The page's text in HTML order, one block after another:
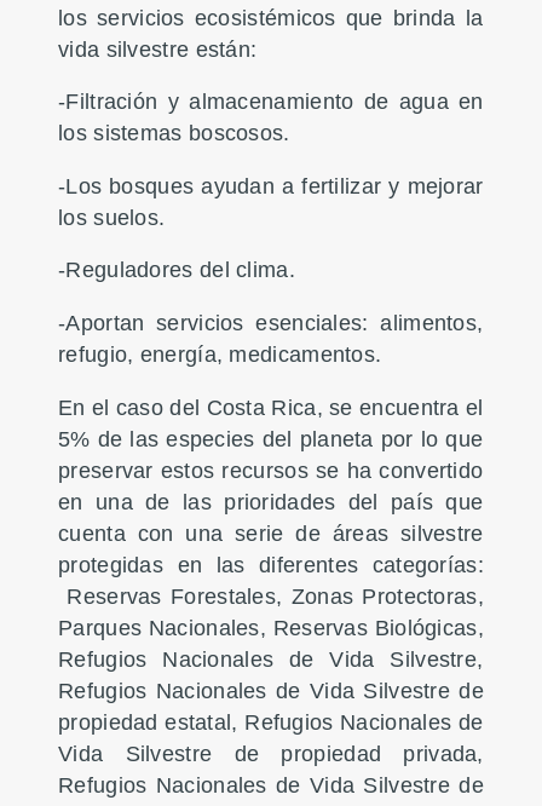
los servicios ecosistémicos que brinda la
vida silvestre están:
-Filtración y almacenamiento de agua en
los sistemas boscosos.
-Los bosques ayudan a fertilizar y mejorar
los suelos.
-Reguladores del clima.
-Aportan servicios esenciales: alimentos,
refugio, energía, medicamentos.
En el caso del Costa Rica, se encuentra el
5% de las especies del planeta por lo que
preservar estos recursos se ha convertido
en una de las prioridades del país que
cuenta con una serie de áreas silvestre
protegidas en las diferentes categorías:
Reservas Forestales, Zonas Protectoras,
Parques Nacionales, Reservas Biológicas,
Refugios Nacionales de Vida Silvestre,
Refugios Nacionales de Vida Silvestre de
propiedad estatal, Refugios Nacionales de
Vida Silvestre de propiedad privada,
Refugios Nacionales de Vida Silvestre de